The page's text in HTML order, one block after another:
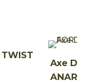
Axe DEO
ANARCHY